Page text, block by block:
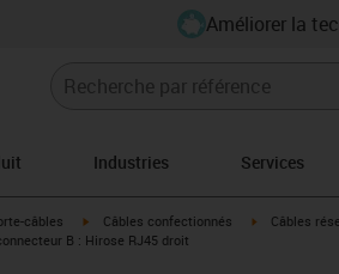
Améliorer la
Industries Services
câbles igus-icon-arrow-right
Câbles confectionnés igus-icon-
Câbles
B : Hirose RJ45 droit